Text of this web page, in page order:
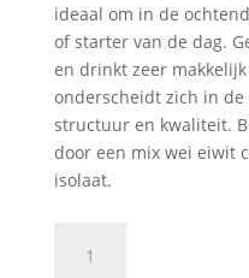
ideaal om in de
of starter van de dag.
en drinkt zeer makkelijk
onderscheidt zich in
structuur en kwaliteit.
door een mix wei eiwit
isolaat.
Protein